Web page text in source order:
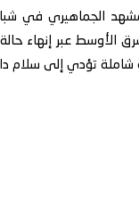
الجماهيري في
الأوسط عبر إنهاء
شاملة تؤدي إلى سلام